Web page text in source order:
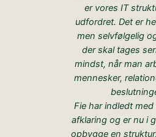
er vores IT
udfordret. Det er
men selvfølgelig
der skal tages
mindst, når man
mennesker,
Fie har indledt
afklaring og er nu i
opbygge en